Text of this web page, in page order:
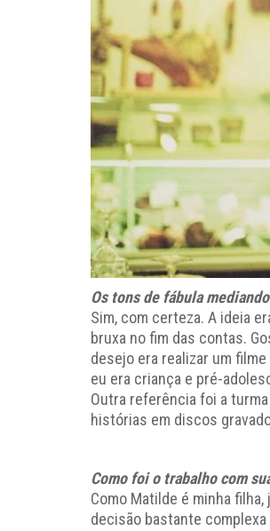
Os tons de fábula
Sim, com certeza. A ideia
bruxa no fim das contas.
desejo era realizar um
eu era criança e pré-
Outra referência foi a
histórias em discos
Como foi o trabalho com
Como Matilde é minha
decisão bastante